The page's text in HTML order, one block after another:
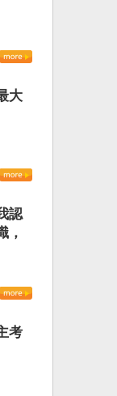
大
認
，
考